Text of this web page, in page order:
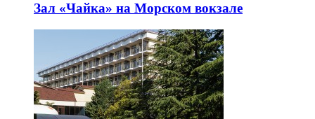
Зал «Чайка» на Морском вокзале